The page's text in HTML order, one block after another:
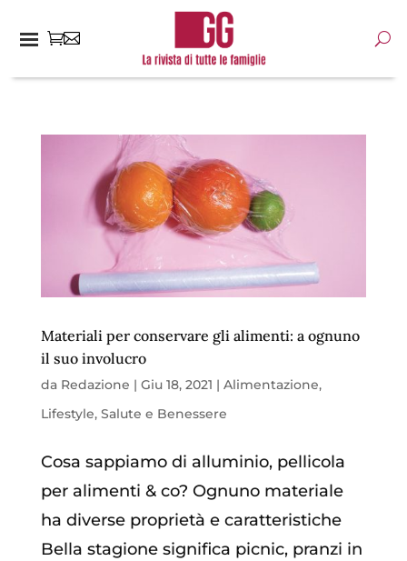
Materiali per conservare gli alimenti: a ognuno
il suo involucro
da Redazione | Giu 18, 2021 | Alimentazione,
Lifestyle, Salute e Benessere
Cosa sappiamo di alluminio, pellicola
per alimenti & co? Ognuno materiale
ha diverse proprietà e caratteristiche
Bella stagione significa picnic, pranzi in